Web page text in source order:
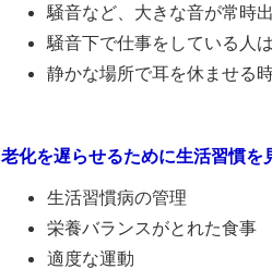
騒音など、大きな音が常時
騒音下で仕事をしている人
静かな場所で耳を休ませる
老化を遅らせるために生活習慣を
生活習慣病の管理
栄養バランスがとれた食事
適度な運動